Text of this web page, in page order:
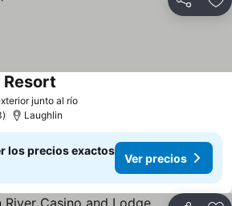
Compartir
junto al río
Resort
Laughlin
los precios exactos
Ver precios